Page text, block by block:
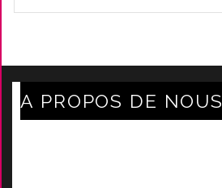
A PROPOS DE NOUS